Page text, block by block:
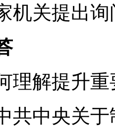
机关提出询
解提升重
中央关于